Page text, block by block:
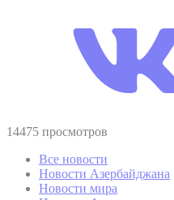
14475 просмотров
Все новости
Новости Азербайджана
Новости мира